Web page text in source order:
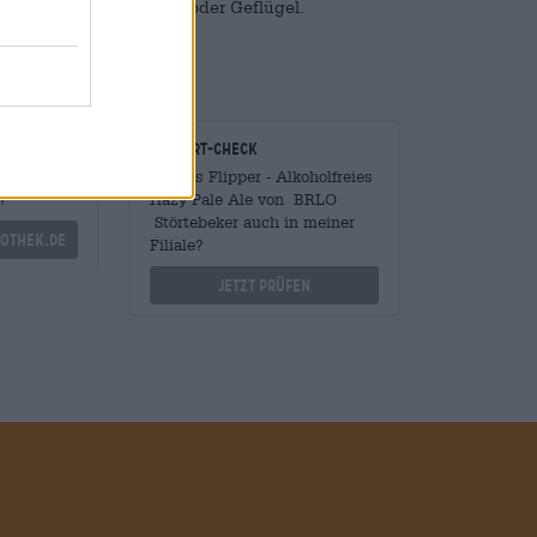
zu Grillspezialitäten oder Geflügel.
Vor-Ort-Check
Gibt es Flipper - Alkoholfreies
Hazy Pale Ale von BRLO
Störtebeker auch in meiner
Filiale?
Jetzt prüfen